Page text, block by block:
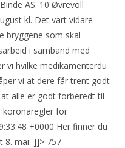
AS. 10 Øvrevoll
kl. Det vart vidare
bryggene som skal
i samband med
vi hvilke medikamenterdu
vi at dere får trent godt
alle er godt forberedt til
koronaregler for
+0000 Her finner du
8. mai: ]]> 757